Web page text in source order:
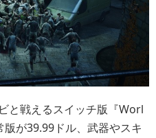
と戦えるスイッチ版『Worl
が39.99ドル、武器やスキ